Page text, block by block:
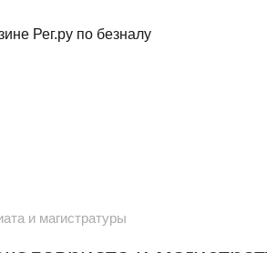
Рег.ру по безналу
и магистратуры